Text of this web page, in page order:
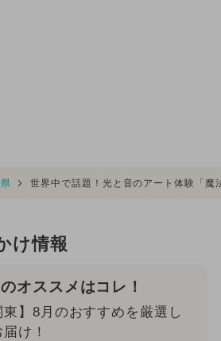
世界中で話題！光と音のアート体験「
け情報
オススメはコレ！
東】8月のおすすめを厳選し
け！